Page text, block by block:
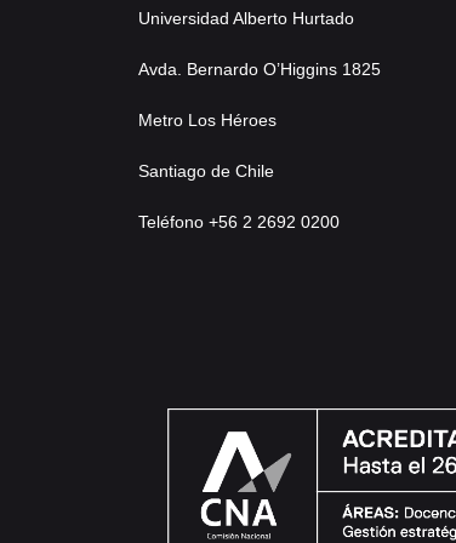
Universidad Alberto Hurtado
Avda. Bernardo O’Higgins 1825
Metro Los Héroes
Santiago de Chile
Teléfono +56 2 2692 0200